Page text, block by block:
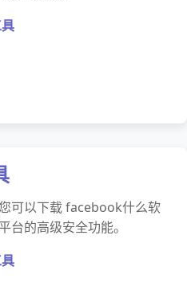
可以下载 facebook什么软
台的高级安全功能。